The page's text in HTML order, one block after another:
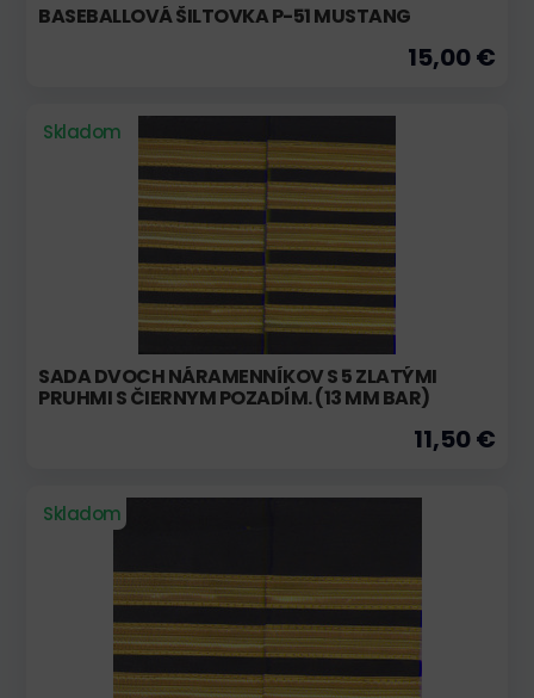
BASEBALLOVÁ ŠILTOVKA P-51 MUSTANG
15,00 €
Skladom
SADA DVOCH NÁRAMENNÍKOV S 5 ZLATÝMI
PRUHMI S ČIERNYM POZADÍM. (13 MM BAR)
11,50 €
Skladom